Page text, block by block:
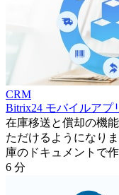
CRM
Bitrix24 モバイルアプ
在庫移送と償却の機
ただけるようになり
庫のドキュメントで
6 分